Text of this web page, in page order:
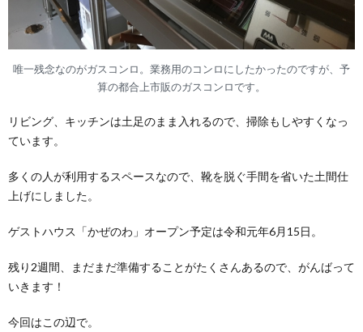
唯一残念なのがガスコンロ。業務用のコンロにしたかったのですが、予
算の都合上市販のガスコンロです。
リビング、キッチンは土足のまま入れるので、掃除もしやすくなっ
ています。
多くの人が利用するスペースなので、靴を脱ぐ手間を省いた土間仕
上げにしました。
ゲストハウス「かぜのわ」オープン予定は令和元年6月15日。
残り2週間、まだまだ準備することがたくさんあるので、がんばって
いきます！
今回はこの辺で。